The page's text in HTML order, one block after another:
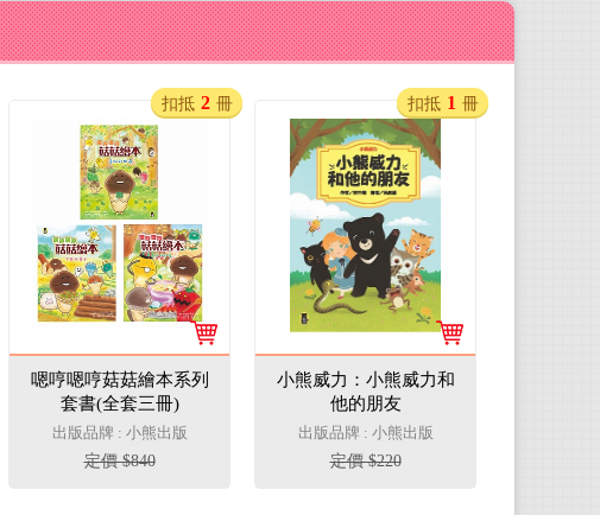
嗯哼嗯哼菇菇繪本系列
套書(全套三冊)
出版品牌 : 小熊出版
定價 $840
扣抵 2 冊
小熊威力：小熊威力和
他的朋友
出版品牌 : 小熊出版
定價 $220
扣抵 1 冊